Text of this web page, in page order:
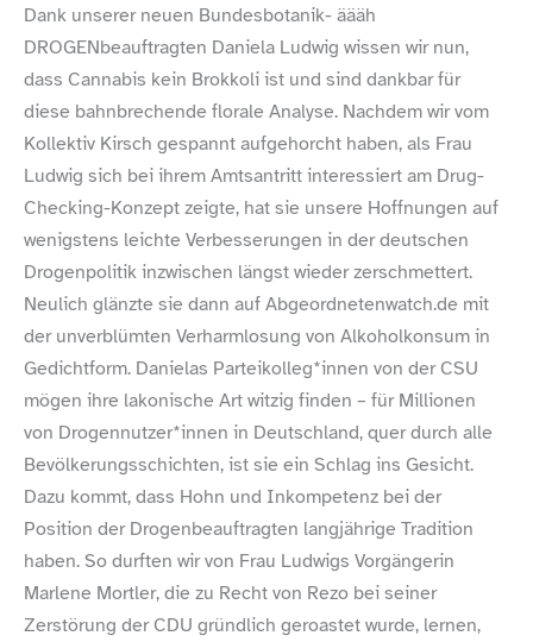
Dank unserer neuen Bundesbotanik- äääh
DROGENbeauftragten Daniela Ludwig wissen wir nun,
dass Cannabis kein Brokkoli ist und sind dankbar für
diese bahnbrechende florale Analyse. Nachdem wir vom
Kollektiv Kirsch gespannt aufgehorcht haben, als Frau
Ludwig sich bei ihrem Amtsantritt interessiert am Drug-​
Checking-​Konzept zeigte, hat sie unsere Hoffnungen auf
wenigstens leichte Verbesserungen in der deutschen
Drogenpolitik inzwischen längst wieder zerschmettert.
Neulich glänzte sie dann auf Abgeordnetenwatch​.de mit
der unverblümten Verharmlosung von Alkoholkonsum in
Gedichtform. Danielas Parteikolleg*innen von der CSU
mögen ihre lakonische Art witzig finden – für Millionen
von Drogennutzer*innen in Deutschland, quer durch alle
Bevölkerungsschichten, ist sie ein Schlag ins Gesicht.
Dazu kommt, dass Hohn und Inkompetenz bei der
Position der Drogenbeauftragten langjährige Tradition
haben. So durften wir von Frau Ludwigs Vorgängerin
Marlene Mortler, die zu Recht von Rezo bei seiner
Zerstörung der CDU gründlich geroastet wurde, lernen,